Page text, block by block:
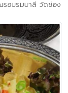
รอบรมบาลี วัดช่อง